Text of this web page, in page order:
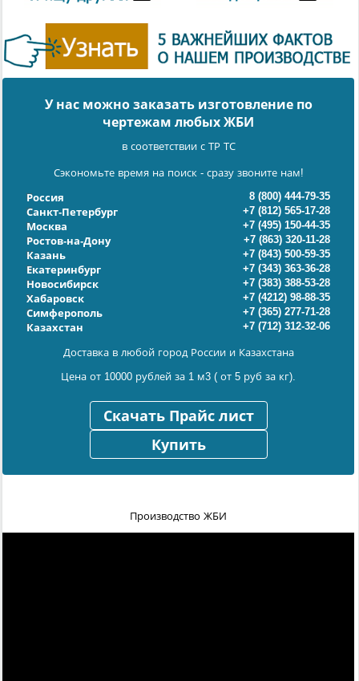
У нас можно заказать изготовление по
чертежам любых ЖБИ
в соответствии с ТР ТС
Сэкономьте время на поиск - сразу звоните нам!
Россия
8 (800) 444-79-35
Санкт-Петербург
+7 (812) 565-17-28
Москва
+7 (495) 150-44-35
Ростов-на-Дону
+7 (863) 320-11-28
Казань
+7 (843) 500-59-35
Екатеринбург
+7 (343) 363-36-28
Новосибирск
+7 (383) 388-53-28
Хабаровск
+7 (4212) 98-88-35
Симферополь
+7 (365) 277-71-28
Казахстан
+7 (712) 312-32-06
Доставка в любой город России и Казахстана
Цена от 10000 рублей за 1 м3 ( от 5 руб за кг).
Скачать Прайс лист
Купить
Производство ЖБИ